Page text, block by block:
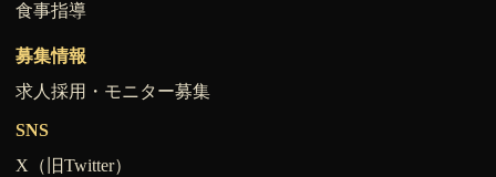
食事指導
募集情報
求人採用・モニター募集
SNS
X（旧Twitter）